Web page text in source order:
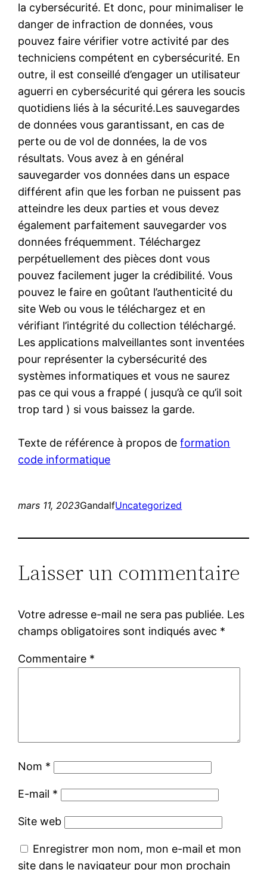
la cybersécurité. Et donc, pour minimaliser le
danger de infraction de données, vous
pouvez faire vérifier votre activité par des
techniciens compétent en cybersécurité. En
outre, il est conseillé d’engager un utilisateur
aguerri en cybersécurité qui gérera les soucis
quotidiens liés à la sécurité.Les sauvegardes
de données vous garantissant, en cas de
perte ou de vol de données, la de vos
résultats. Vous avez à en général
sauvegarder vos données dans un espace
différent afin que les forban ne puissent pas
atteindre les deux parties et vous devez
également parfaitement sauvegarder vos
données fréquemment. Téléchargez
perpétuellement des pièces dont vous
pouvez facilement juger la crédibilité. Vous
pouvez le faire en goûtant l’authenticité du
site Web ou vous le téléchargez et en
vérifiant l’intégrité du collection téléchargé.
Les applications malveillantes sont inventées
pour représenter la cybersécurité des
systèmes informatiques et vous ne saurez
pas ce qui vous a frappé ( jusqu’à ce qu’il soit
trop tard ) si vous baissez la garde.
Texte de référence à propos deformation
code informatique
mars 11, 2023GandalfUncategorized
Laisser un commentaire
Votre adresse e-mail ne sera pas publiée. Les
champs obligatoires sont indiqués avec *
Commentaire *
Nom *
E-mail *
Site web
Enregistrer mon nom, mon e-mail et mon
site dans le navigateur pour mon prochain